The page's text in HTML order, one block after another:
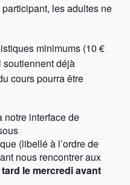
les adultes ne
minimums (10 €
soutiennent déjà
cours pourra être
notre interface de
(libellé à l’ordre de
nous rencontrer aux
le mercredi avant